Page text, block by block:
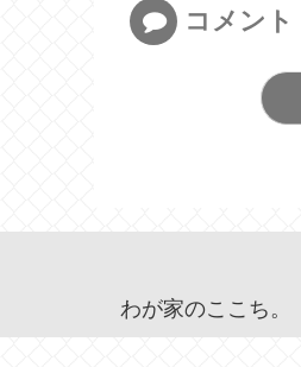
コメント
わが家のここち。